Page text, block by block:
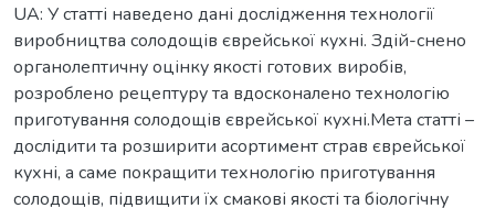
UA: У статті наведено дані дослідження технології
виробництва солодощів єврейської кухні. Здій-снено
органолептичну оцінку якості готових виробів,
розроблено рецептуру та вдосконалено технологію
приготування солодощів єврейської кухні.Мета статті –
дослідити та розширити асортимент страв єврейської
кухні, а саме покращити технологію приготування
солодощів, підвищити їх смакові якості та біологічну